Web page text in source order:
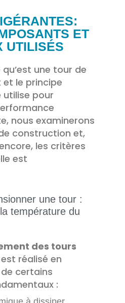
ET
UTILISÉS
une tour de
le principe
utilise pour
nous examinerons
construction et,
les critères
est
une tour :
température du
des tours
est réalisé en
certains
: